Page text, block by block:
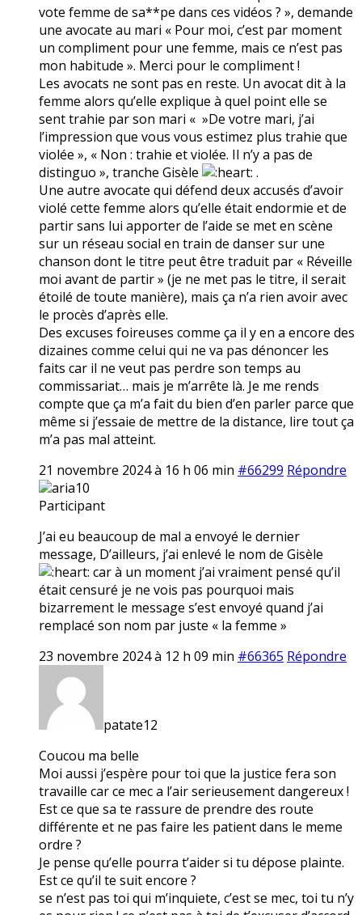
vote femme de sa**pe dans ces vidéos ? », demande
une avocate au mari « Pour moi, c’est par moment
un compliment pour une femme, mais ce n’est pas
mon habitude ». Merci pour le compliment !
Les avocats ne sont pas en reste. Un avocat dit à la
femme alors qu’elle explique à quel point elle se
sent trahie par son mari « »De votre mari, j’ai
l’impression que vous vous estimez plus trahie que
violée », « Non : trahie et violée. Il n’y a pas de
distinguo », tranche Gisèle
.
Une autre avocate qui défend deux accusés d’avoir
violé cette femme alors qu’elle était endormie et de
partir sans lui apporter de l’aide se met en scène
sur un réseau social en train de danser sur une
chanson dont le titre peut être traduit par « Réveille
moi avant de partir » (je ne met pas le titre, il serait
étoilé de toute manière), mais ça n’a rien avoir avec
le procès d’après elle.
Des excuses foireuses comme ça il y en a encore des
dizaines comme celui qui ne va pas dénoncer les
faits car il ne veut pas perdre son temps au
commissariat… mais je m’arrête là. Je me rends
compte que ça m’a fait du bien d’en parler parce que
même si j’essaie de mettre de la distance, lire tout ça
m’a pas mal atteint.
21 novembre 2024 à 16 h 06 min #66299 Répondre
aria10
Participant
J’ai eu beaucoup de mal a envoyé le dernier
message, D’ailleurs, j’ai enlevé le nom de Gisèle
car à un moment j’ai vraiment pensé qu’il
était censuré je ne vois pas pourquoi mais
bizarrement le message s’est envoyé quand j’ai
remplacé son nom par juste « la femme »
23 novembre 2024 à 12 h 09 min #66365 Répondre
patate12
Coucou ma belle
Moi aussi j’espère pour toi que la justice fera son
travaille car ce mec a l’air serieusement dangereux !
Est ce que sa te rassure de prendre des route
différente et ne pas faire les patient dans le meme
ordre ?
Je pense qu’elle pourra t’aider si tu dépose plainte.
Est ce qu’il te suit encore ?
se n’est pas toi qui m’inquiete, c’est se mec, toi tu n’y